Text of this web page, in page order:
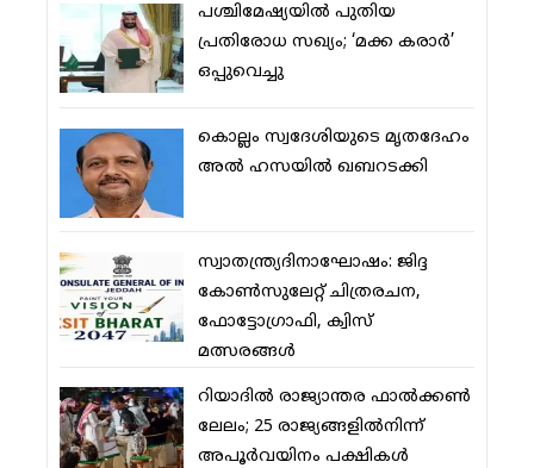
പശ്ചിമേഷ്യയില്‍ പുതിയ
പ്രതിരോധ സഖ്യം; ‘മക്ക കരാര്‍’
ഒപ്പുവെച്ചു
കൊല്ലം സ്വദേശിയുടെ മൃതദേഹം
അല്‍ ഹസയില്‍ ഖബറടക്കി
സ്വാതന്ത്ര്യദിനാഘോഷം: ജിദ്ദ
കോണ്‍സുലേറ്റ് ചിത്രരചന,
ഫോട്ടോഗ്രാഫി, ക്വിസ്
മത്സരങ്ങള്‍
റിയാദില്‍ രാജ്യാന്തര ഫാല്‍ക്കണ്‍
ലേലം; 25 രാജ്യങ്ങളില്‍നിന്ന്
അപൂര്‍വയിനം പക്ഷികള്‍